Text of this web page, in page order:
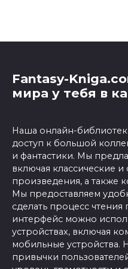
Fantasy-
мира у тебя в
Наша онлайн-
доступ к большой
и фантастики. Мы
включая классические
произведения, а также
Мы предоставляем
сделать процесс
интерфейс можно
устройствах, включая
мобильные
привычки